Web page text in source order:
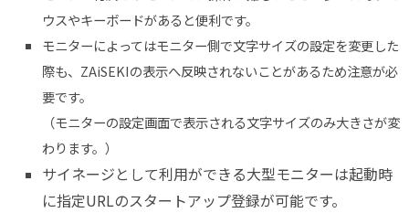
ウスやキーボードがあると便利です。
モニターによってはモニター側で文字サイズの設定を変更した
際も、 ZAiSEKIの表示へ反映されないことがあるため注意が必
要です。
（モニターの設定画面で表示される文字サイズのみ大きさが変
わります。）
サイネージとして利用ができる大型モニターは起動時
に指定URLのスタートアップ登録が可能です。